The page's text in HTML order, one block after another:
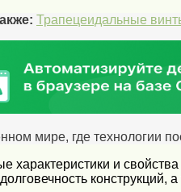
Трапецеидальные
мире, где технологии
характеристики и